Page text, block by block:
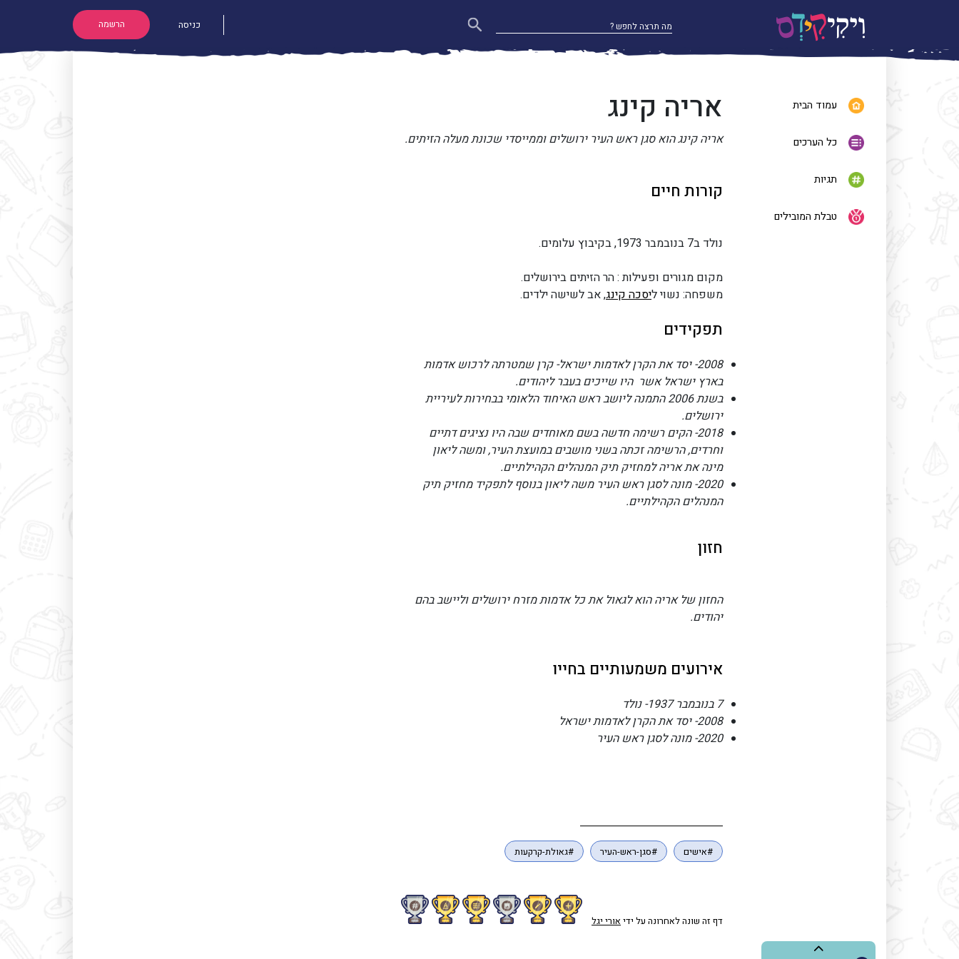
כניסה הרשמה
עמוד הבית
כל הערכים
תגיות
טבלת המובילים
אריה קינג
אריה קינג הוא סגן ראש העיר ירושלים וממייסדי שכונת מעלה הזיתים.
קורות חיים
נולד ב7 בנובמבר 1973, בקיבוץ עלומים.
מקום מגורים ופעילות : הר הזיתים בירושלים.
משפחה: נשוי ליסכה קינג, אב לשישה ילדים.
תפקידים
2008- יסד את הקרן לאדמות ישראל- קרן שמטרתה לרכוש אדמות
בארץ ישראל אשר היו שייכים בעבר ליהודים.
בשנת 2006 התמנה ליושב ראש האיחוד הלאומי בבחירות לעיריית
ירושלים.
2018- הקים רשימה חדשה בשם מאוחדים שבה היו נציגים דתיים
וחרדים, הרשימה זכתה בשני מושבים במועצת העיר, ומשה ליאון
מינה את אריה למחזיק תיק המנהלים הקהילתיים.
2020- מונה לסגן ראש העיר משה ליאון בנוסף לתפקיד מחזיק תיק
המנהלים הקהילתיים.
חזון
החזון של אריה הוא לגאול את כל אדמות מזרח ירושלים וליישב בהם
יהודים.
אירועים משמעותיים בחייו
7 בנובמבר 1937- נולד
2008- יסד את הקרן לאדמות ישראל
2020- מונה לסגן ראש העיר
#אישים #סגן-ראש-העיר #גאולת-קרקעות
דף זה שונה לאחרונה על ידי אורי יגל